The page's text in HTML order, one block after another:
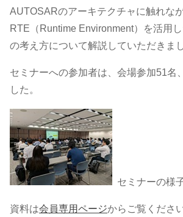
AUTOSARのアーキテクチャに触れなが
RTE（Runtime Environment）を活用
の考え方について解説していただきまし
セミナーへの参加者は、会場参加51名
した。
セミナーの様
資料は会員専用ページからご覧ください